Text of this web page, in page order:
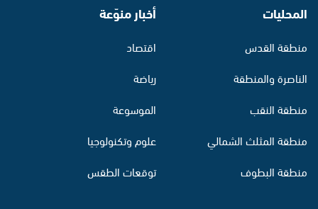
المحليات
منطقة القدس
الناصرة والمنطقة
منطقة النقب
منطقة المثلث الشمالي
منطقة البطوف
أخبار منوّعة
اقتصاد
رياضة
الموسوعة
علوم وتكنولوجيا
توقعات الطقس